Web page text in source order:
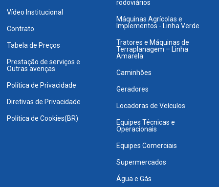
Vídeo Institucional
Contrato
Tabela de Preços
Prestação de serviços e
Outras avenças
Política de Privacidade
Diretivas de Privacidade
Política de Cookies(BR)
rodoviários
Máquinas Agrícolas e
Implementos - Linha Verde
Tratores e Máquinas de
Terraplanagem – Linha
Amarela
Caminhões
Geradores
Locadoras de Veículos
Equipes Técnicas e
Operacionais
Equipes Comerciais
Supermercados
Água e Gás